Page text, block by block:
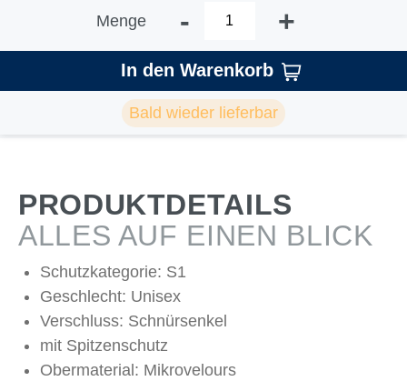
Menge - +
In den Warenkorb
Bald wieder lieferbar
PRODUKTDETAILS
ALLES AUF EINEN BLICK
Schutzkategorie: S1
Geschlecht: Unisex
Verschluss: Schnürsenkel
mit Spitzenschutz
Obermaterial: Mikrovelours